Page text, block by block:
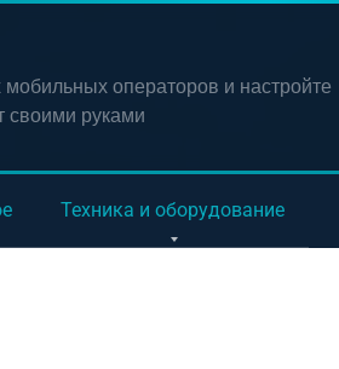
мобильных операторов и настройте
своими руками
Техника и оборудование